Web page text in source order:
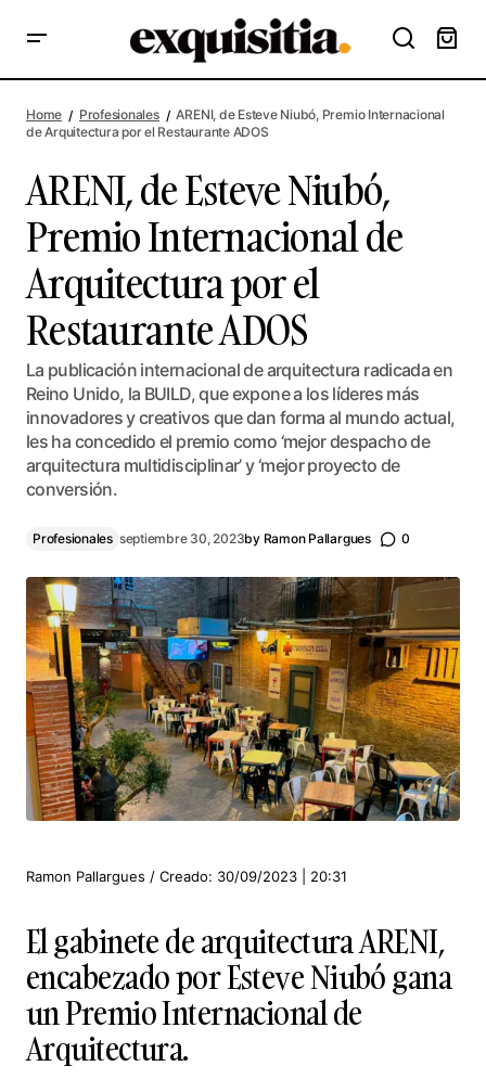
Arquitectura por el Restaurante ADOS
Home Profesionales
ARENI, de Esteve Niubó, Premio Internacional
de Arquitectura por el Restaurante ADOS
ARENI, de Esteve Niubó,
Premio Internacional de
Arquitectura por el
Restaurante ADOS
La publicación internacional de arquitectura radicada en
Reino Unido, la BUILD, que expone a los líderes más
innovadores y creativos que dan forma al mundo actual,
les ha concedido el premio como ‘mejor despacho de
arquitectura multidisciplinar’ y ‘mejor proyecto de
conversión.
Profesionales septiembre 30, 2023by Ramon Pallargues 0
Ramon Pallargues / Creado: 30/09/2023 | 20:31
El gabinete de arquitectura ARENI,
encabezado por Esteve Niubó gana
un Premio Internacional de
Arquitectura.